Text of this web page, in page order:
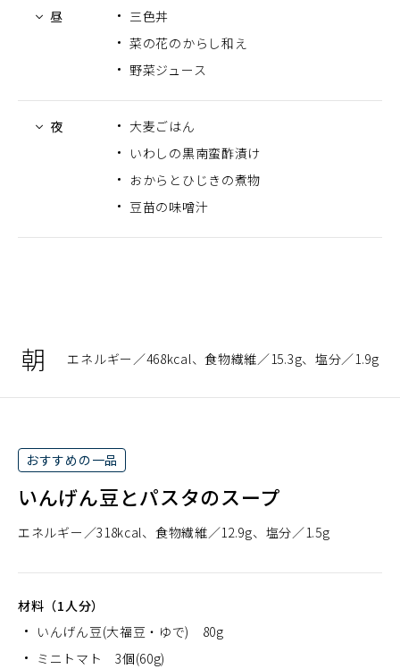
昼
三色丼
菜の花のからし和え
野菜ジュース
夜
大麦ごはん
いわしの黒南蛮酢漬け
おからとひじきの煮物
豆苗の味噌汁
朝 エネルギー 468kcal 食物繊維 15.3g 塩分 1.9g
いんげん豆とパスタのスープ
おすすめの一品
エネルギー 318kcal 食物繊維 12.9g 塩分 1.5g
材料（1人分）
いんげん豆(大福豆・ゆで) 80g
ミニトマト 3個(60g)